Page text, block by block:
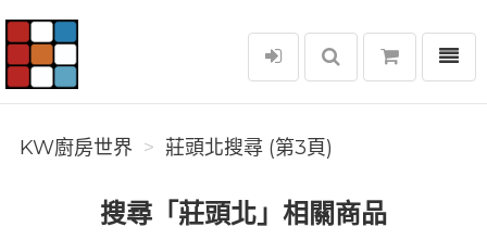
KW廚房世界
選單
KW廚房世界 莊頭北搜尋 (第3頁)
搜尋「莊頭北」相關商品